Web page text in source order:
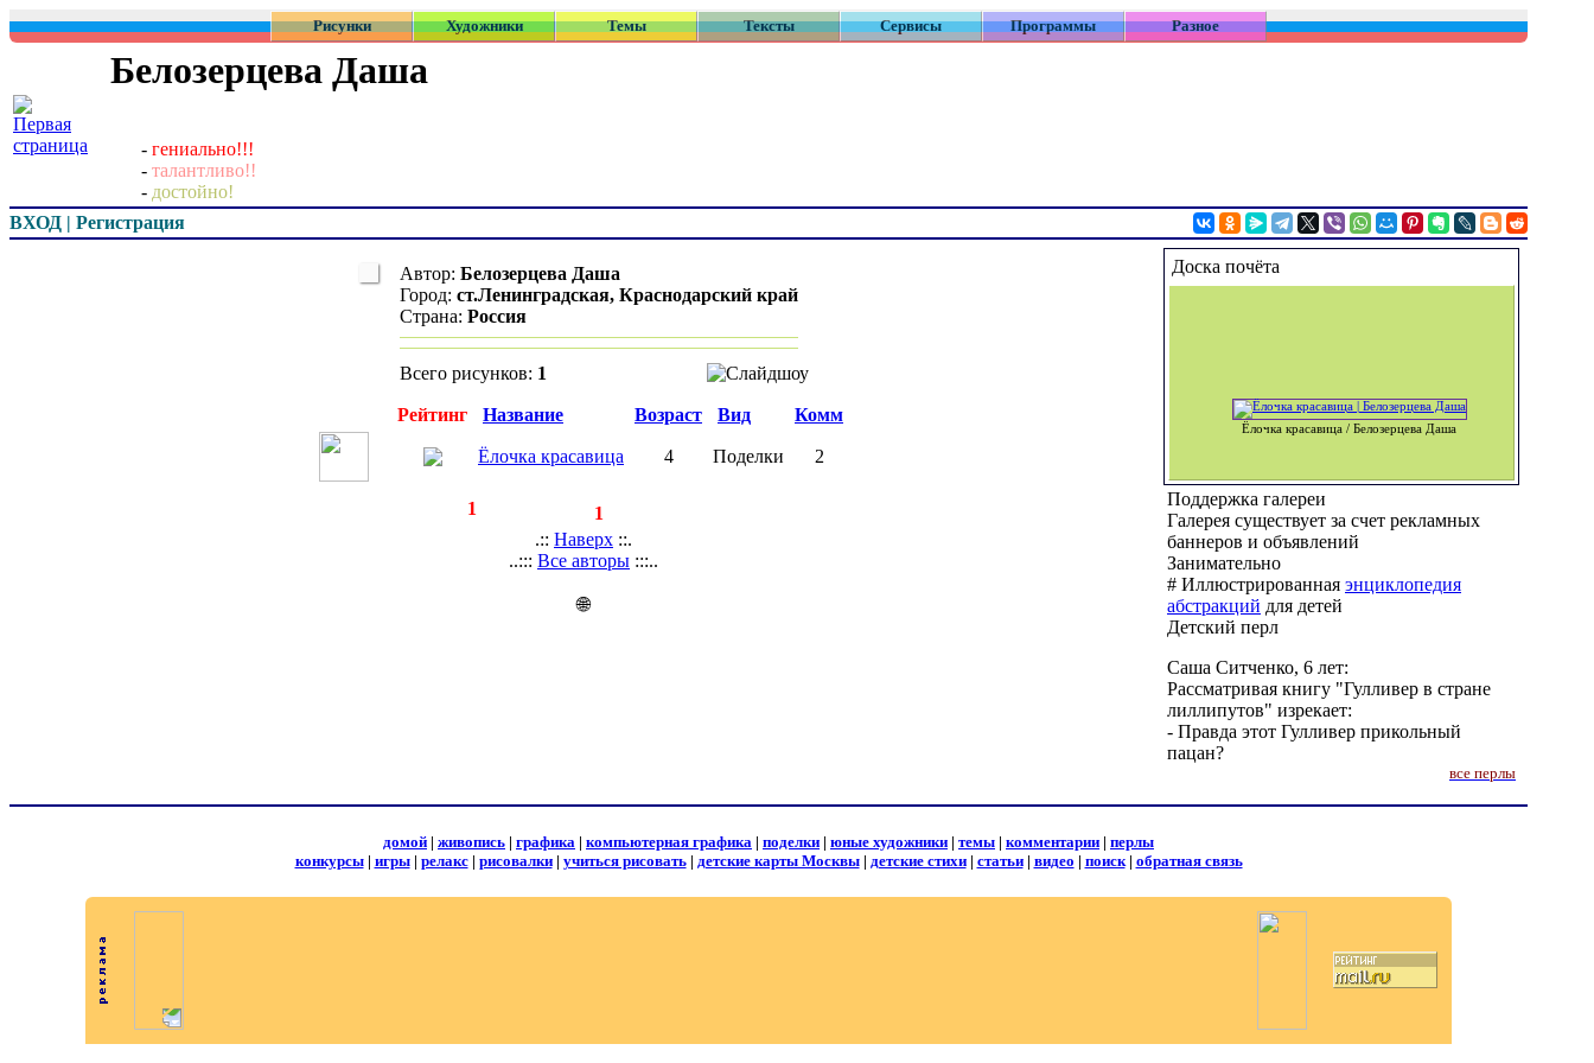
Рисунки Художники Темы Тексты Сервисы Программы Разное
Белозерцева Даша
- гениально!!!
- талантливо!!
- достойно!
ВХОД | Регистрация
Автор: Белозерцева Даша
Город: ст.Ленинградская, Краснодарский край
Страна: Россия
Всего рисунков: 1
Рейтинг Название Возраст Вид Комм
Ёлочка красавица 4 Поделки 2
1
1
.:: Наверх ::.
..::: Все авторы :::..
🌐
Доска почёта
Ёлочка красавица / Белозерцева Даша
Поддержка галереи
Галерея существует за счет рекламных
баннеров и объявлений
Занимательно
# Иллюстрированная энциклопедия
абстракций для детей
Детский перл
Саша Ситченко, 6 лет:
Рассматривая книгу "Гулливер в стране
лиллипутов" изрекает:
- Правда этот Гулливер прикольный
пацан?
все перлы
домой | живопись | графика | компьютерная графика | поделки | юные художники | темы | комментарии | перлы
конкурсы| игры| релакс| рисовалки| учиться рисовать| детские карты Москвы| детские стихи| статьи| видео | поиск| обратная связь